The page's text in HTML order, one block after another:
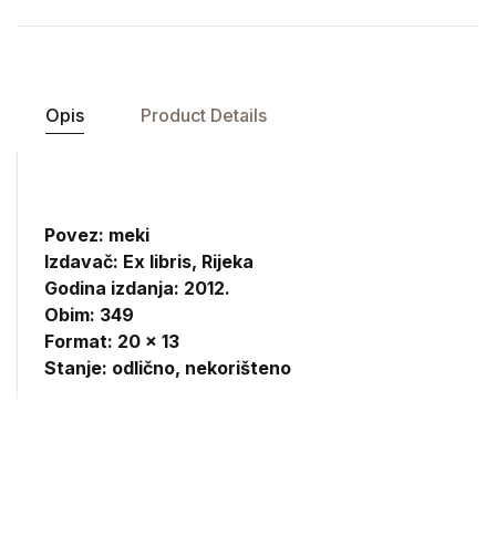
Opis Product Details
Povez: meki
Izdavač: Ex libris, Rijeka
Godina izdanja: 2012.
Obim: 349
Format: 20 x 13
Stanje: odlično, nekorišteno